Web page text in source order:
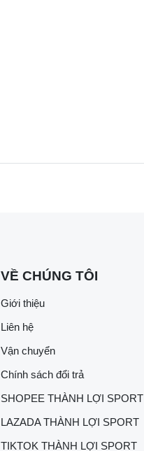
VỀ CHÚNG TÔI
Giới thiệu
Liên hệ
Vận chuyển
Chính sách đổi trả
SHOPEE THÀNH LỢI SPORT
LAZADA THÀNH LỢI SPORT
TIKTOK THÀNH LỢI SPORT